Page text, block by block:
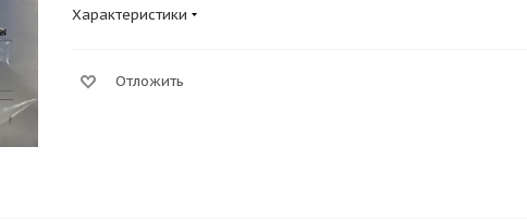
Характеристики
Отложить